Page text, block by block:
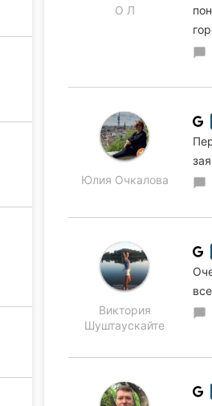
О Л
chat_bubble
Юлия Очкалова
chat_bubble
Виктория
Шуштаускайте
chat_bubble